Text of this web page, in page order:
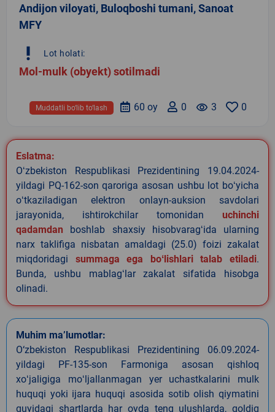
Andijon viloyati, Buloqboshi tumani, Sanoat
MFY
priority_high Lot holati:
Mol-mulk (obyekt) sotilmadi
0
remove_red_eye 3
0
60 oy
Muddatli bo‘lib to‘lash
Eslatma:
Oʻzbekiston Respublikasi Prezidentining 19.04.2024-
yildagi PQ-162-son qaroriga asosan ushbu lot boʻyicha
oʻtkaziladigan elektron onlayn-auksion savdolari
jarayonida, ishtirokchilar tomonidan uchinchi
qadamdan boshlab shaxsiy hisobvaragʻida ularning
narx taklifiga nisbatan amaldagi (25.0) foizi zakalat
miqdoridagi summaga ega boʻlishlari talab etiladi.
Bunda, ushbu mablagʻlar zakalat sifatida hisobga
olinadi.
Muhim ma’lumotlar:
O‘zbekiston Respublikasi Prezidentining 06.09.2024-
yildagi PF-135-son Farmoniga asosan qishloq
xoʻjaligiga moʻljallanmagan yer uchastkalarini mulk
huquqi yoki ijara huquqi asosida sotib olish qiymatini
quyidagi shartlarda har oyda teng ulushlarda, qoldiq